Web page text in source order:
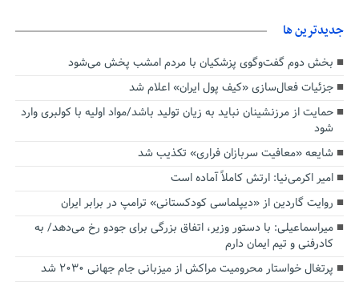
جديدترين ها
بخش دوم گفت‌وگوی پزشکیان با مردم امشب پخش می‌شود
جزئیات فعال‌سازی «کیف پول ایران» اعلام شد
حمایت از مرزنشینان نباید به زیان تولید باشد/مواد اولیه با کولبری وارد
شود
شایعه «معافیت سربازان فراری» تکذیب شد
امیر اکرمی‌نیا: ارتش کاملاً آماده است
روایت گاردین از «دیپلماسی کودکستانی» ترامپ در برابر ایران
میراسماعیلی: با دستور وزیر، اتفاق بزرگی برای جودو رخ می‌دهد/ به
کادرفنی و تیم ایمان دارم
پرتغال خواستار محرومیت مراکش از میزبانی جام جهانی ۲۰۳۰ شد